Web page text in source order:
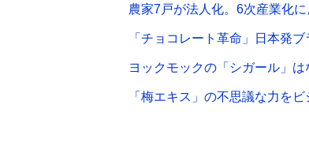
農家7戸が法人化。6次産業化
「チョコレート革命」日本発
ヨックモックの「シガール」
「梅エキス」の不思議な力を